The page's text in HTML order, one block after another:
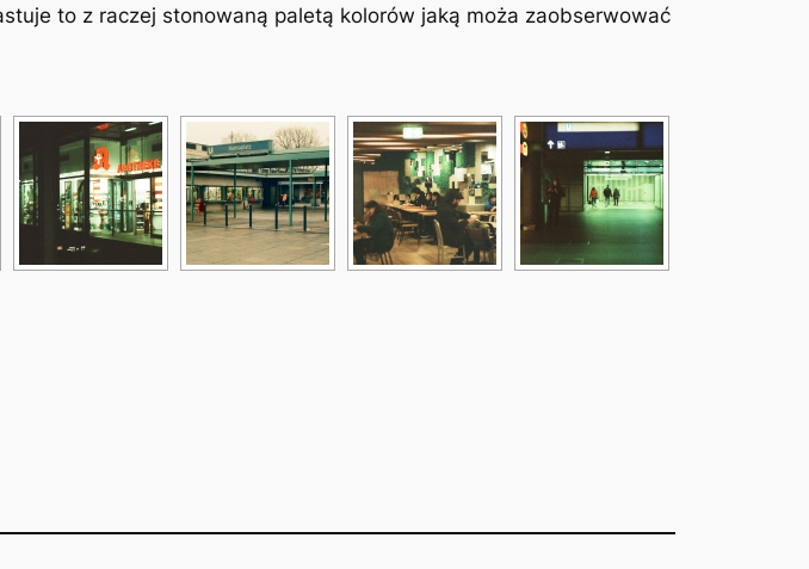
to z raczej stonowaną paletą kolorów jaką moża zaobserwować